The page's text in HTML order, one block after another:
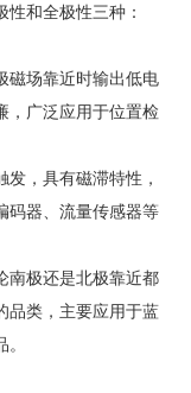
和全极性三种：
磁场靠近时输出低电
，广泛应用于位置检
，具有磁滞特性，
码器、流量传感器等
南极还是北极靠近都
品类，主要应用于蓝